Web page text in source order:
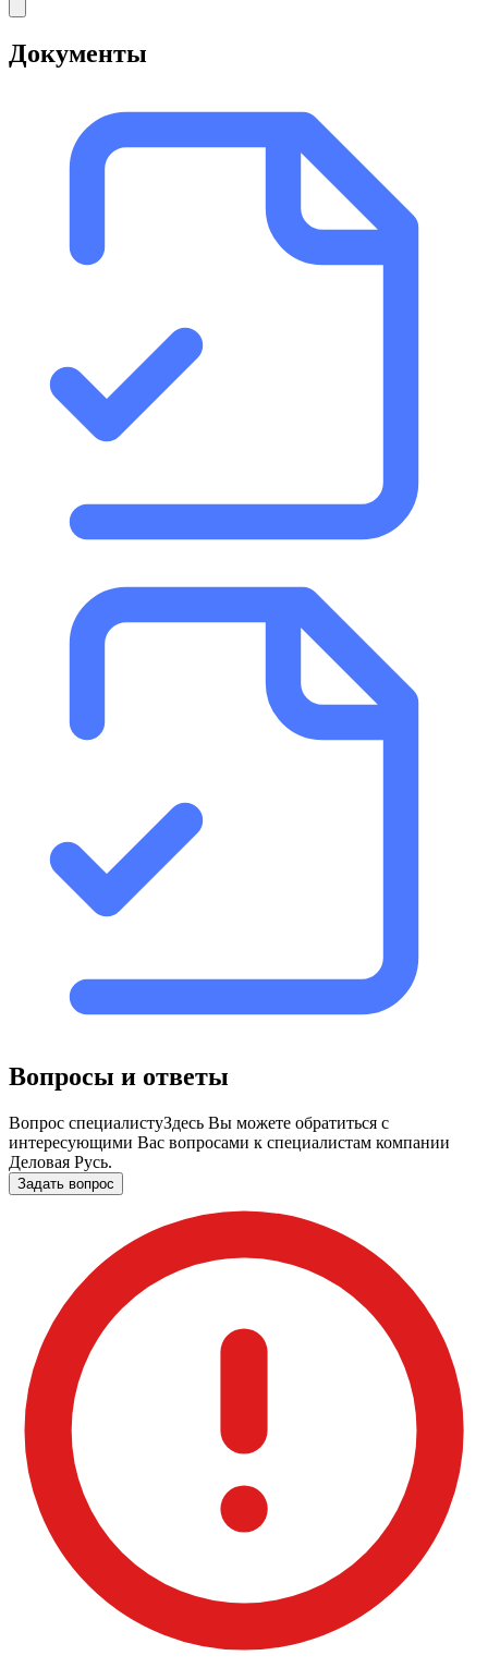
Документы
Вопросы и ответы
Вопрос специалистуЗдесь Вы можете обратиться с
интересующими Вас вопросами к специалистам компании
Деловая Русь.
Задать вопрос